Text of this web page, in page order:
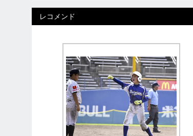
レコメンド